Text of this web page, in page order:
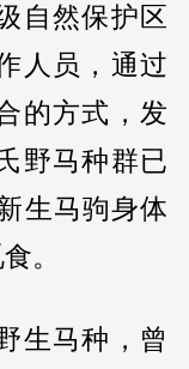
自然保护区
人员，通过
的方式，发
野马种群已
生马驹身体
。
生马种，曾